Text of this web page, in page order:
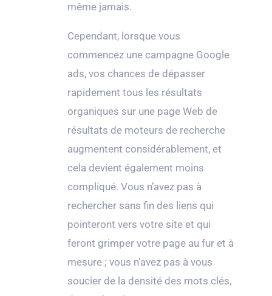
même jamais.
Cependant, lorsque vous
commencez une campagne Google
ads, vos chances de dépasser
rapidement tous les résultats
organiques sur une page Web de
résultats de moteurs de recherche
augmentent considérablement, et
cela devient également moins
compliqué. Vous n’avez pas à
rechercher sans fin des liens qui
pointeront vers votre site et qui
feront grimper votre page au fur et à
mesure ; vous n’avez pas à vous
soucier de la densité des mots clés,